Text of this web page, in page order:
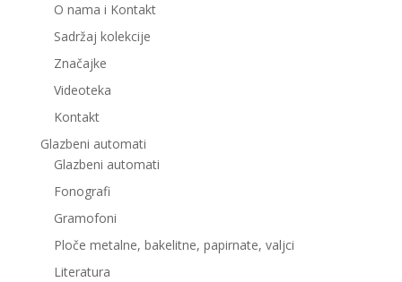
O nama i Kontakt
Sadržaj kolekcije
Značajke
Videoteka
Kontakt
Glazbeni automati
Glazbeni automati
Fonografi
Gramofoni
Ploče metalne, bakelitne, papirnate, valjci
Literatura